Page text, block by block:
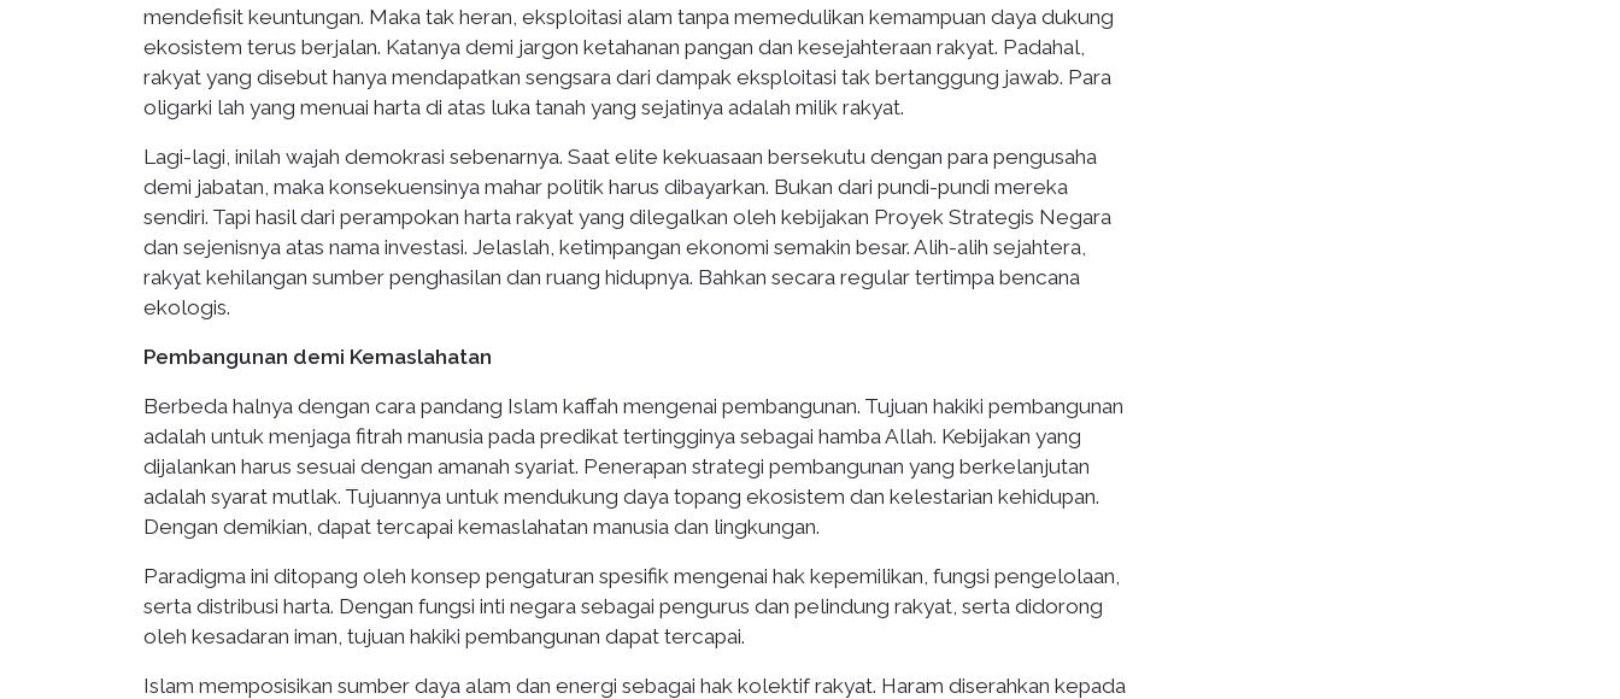
mendefisit keuntungan. Maka tak heran, eksploitasi alam tanpa memedulikan kemampuan daya dukung
ekosistem terus berjalan. Katanya demi jargon ketahanan pangan dan kesejahteraan rakyat. Padahal,
rakyat yang disebut hanya mendapatkan sengsara dari dampak eksploitasi tak bertanggung jawab. Para
oligarki lah yang menuai harta di atas luka tanah yang sejatinya adalah milik rakyat.
Lagi-lagi, inilah wajah demokrasi sebenarnya. Saat elite kekuasaan bersekutu dengan para pengusaha
demi jabatan, maka konsekuensinya mahar politik harus dibayarkan. Bukan dari pundi-pundi mereka
sendiri. Tapi hasil dari perampokan harta rakyat yang dilegalkan oleh kebijakan Proyek Strategis Negara
dan sejenisnya atas nama investasi. Jelaslah, ketimpangan ekonomi semakin besar. Alih-alih sejahtera,
rakyat kehilangan sumber penghasilan dan ruang hidupnya. Bahkan secara regular tertimpa bencana
ekologis.
Pembangunan demi Kemaslahatan
Berbeda halnya dengan cara pandang Islam kaffah mengenai pembangunan. Tujuan hakiki pembangunan
adalah untuk menjaga fitrah manusia pada predikat tertingginya sebagai hamba Allah. Kebijakan yang
dijalankan harus sesuai dengan amanah syariat. Penerapan strategi pembangunan yang berkelanjutan
adalah syarat mutlak. Tujuannya untuk mendukung daya topang ekosistem dan kelestarian kehidupan.
Dengan demikian, dapat tercapai kemaslahatan manusia dan lingkungan.
Paradigma ini ditopang oleh konsep pengaturan spesifik mengenai hak kepemilikan, fungsi pengelolaan,
serta distribusi harta. Dengan fungsi inti negara sebagai pengurus dan pelindung rakyat, serta didorong
oleh kesadaran iman, tujuan hakiki pembangunan dapat tercapai.
Islam memposisikan sumber daya alam dan energi sebagai hak kolektif rakyat. Haram diserahkan kepada